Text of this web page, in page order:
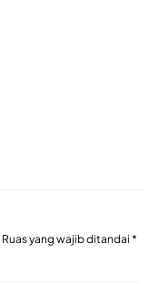
Ruas yang wajib ditandai *